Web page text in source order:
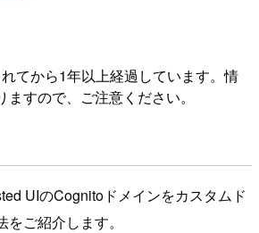
てから1年以上経過しています。情
すので、ご注意ください。
UIのCognitoドメインをカスタムド
ご紹介します。